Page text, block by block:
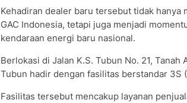
Kehadiran dealer baru tersebut tidak hanya
GAC Indonesia, tetapi juga menjadi
kendaraan energi baru nasional.
Berlokasi di Jalan K.S. Tubun No. 21, Tanah
Tubun hadir dengan fasilitas berstandar 3S
Fasilitas tersebut mencakup layanan